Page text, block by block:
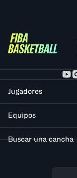
Jugadores
Equipos
Buscar una cancha